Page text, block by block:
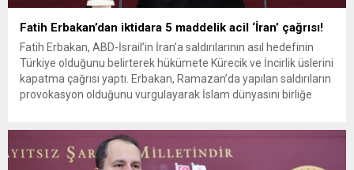
Fatih Erbakan’dan iktidara 5 maddelik acil ‘İran’ çağrısı!
Fatih Erbakan, ABD-İsrail’in İran’a saldırılarının asıl hedefinin
Türkiye olduğunu belirterek hükümete Kürecik ve İncirlik üslerini
kapatma çağrısı yaptı. Erbakan, Ramazan’da yapılan saldırıların
provokasyon olduğunu vurgulayarak İslam dünyasını birliğe
Erbakan, ABD ve...